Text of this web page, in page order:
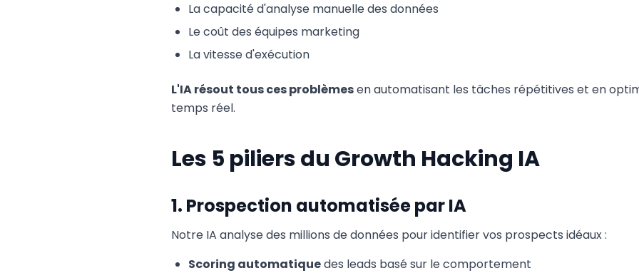
La capacité d'analyse manuelle des données
Le coût des équipes marketing
La vitesse d'exécution
L'IA résout tous ces problèmesen automatisant les tâches répétitives et en
temps réel.
Les 5 piliers du Growth Hacking IA
1. Prospection automatisée par IA
Notre IA analyse des millions de données pour identifier vos prospects idéaux :
Scoring automatiquedes leads basé sur le comportement